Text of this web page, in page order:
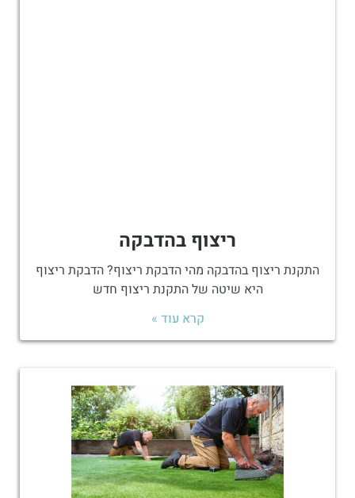
ריצוף בהדבקה
התקנת ריצוף בהדבקה מהי הדבקת ריצוף? הדבקת ריצוף
היא שיטה של התקנת ריצוף חדש
קרא עוד »